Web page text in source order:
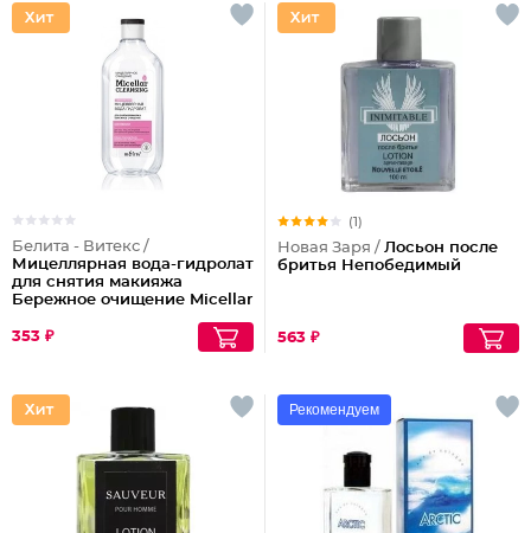
Белита - Витекс /
Мицеллярная вода-гидролат
для снятия макияжа
Бережное очищение Micellar
353 ₽
(1)
Новая Заря / Лосьон после
бритья Непобедимый
563 ₽
Рекомендуем